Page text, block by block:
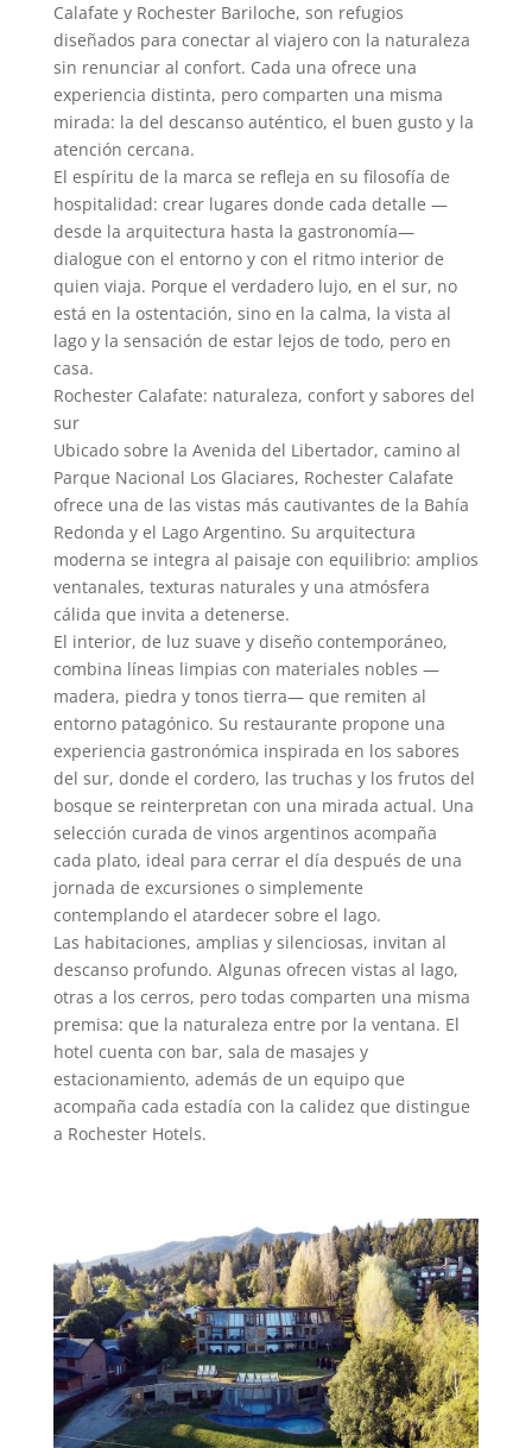
Calafate y Rochester Bariloche, son refugios
diseñados para conectar al viajero con la naturaleza
sin renunciar al confort. Cada una ofrece una
experiencia distinta, pero comparten una misma
mirada: la del descanso auténtico, el buen gusto y la
atención cercana.
El espíritu de la marca se refleja en su filosofía de
hospitalidad: crear lugares donde cada detalle —
desde la arquitectura hasta la gastronomía—
dialogue con el entorno y con el ritmo interior de
quien viaja. Porque el verdadero lujo, en el sur, no
está en la ostentación, sino en la calma, la vista al
lago y la sensación de estar lejos de todo, pero en
casa.
Rochester Calafate: naturaleza, confort y sabores del
sur
Ubicado sobre la Avenida del Libertador, camino al
Parque Nacional Los Glaciares, Rochester Calafate
ofrece una de las vistas más cautivantes de la Bahía
Redonda y el Lago Argentino. Su arquitectura
moderna se integra al paisaje con equilibrio: amplios
ventanales, texturas naturales y una atmósfera
cálida que invita a detenerse.
El interior, de luz suave y diseño contemporáneo,
combina líneas limpias con materiales nobles —
madera, piedra y tonos tierra— que remiten al
entorno patagónico. Su restaurante propone una
experiencia gastronómica inspirada en los sabores
del sur, donde el cordero, las truchas y los frutos del
bosque se reinterpretan con una mirada actual. Una
selección curada de vinos argentinos acompaña
cada plato, ideal para cerrar el día después de una
jornada de excursiones o simplemente
contemplando el atardecer sobre el lago.
Las habitaciones, amplias y silenciosas, invitan al
descanso profundo. Algunas ofrecen vistas al lago,
otras a los cerros, pero todas comparten una misma
premisa: que la naturaleza entre por la ventana. El
hotel cuenta con bar, sala de masajes y
estacionamiento, además de un equipo que
acompaña cada estadía con la calidez que distingue
a Rochester Hotels.